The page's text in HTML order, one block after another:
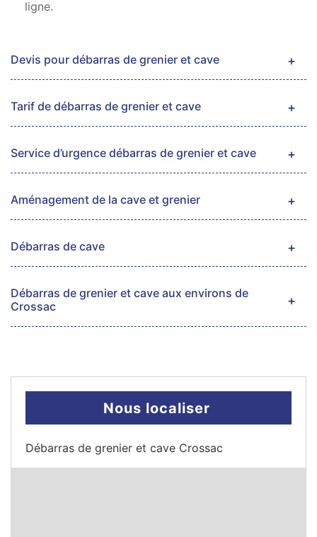
ligne.
Devis pour débarras de grenier et cave
Tarif de débarras de grenier et cave
Service d’urgence débarras de grenier et cave
Aménagement de la cave et grenier
Débarras de cave
Débarras de grenier et cave aux environs de
Crossac
Nous localiser
Débarras de grenier et cave Crossac